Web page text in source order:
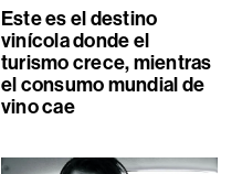
Este es el destino
vinícola donde el
turismo crece, mientras
el consumo mundial de
vino cae